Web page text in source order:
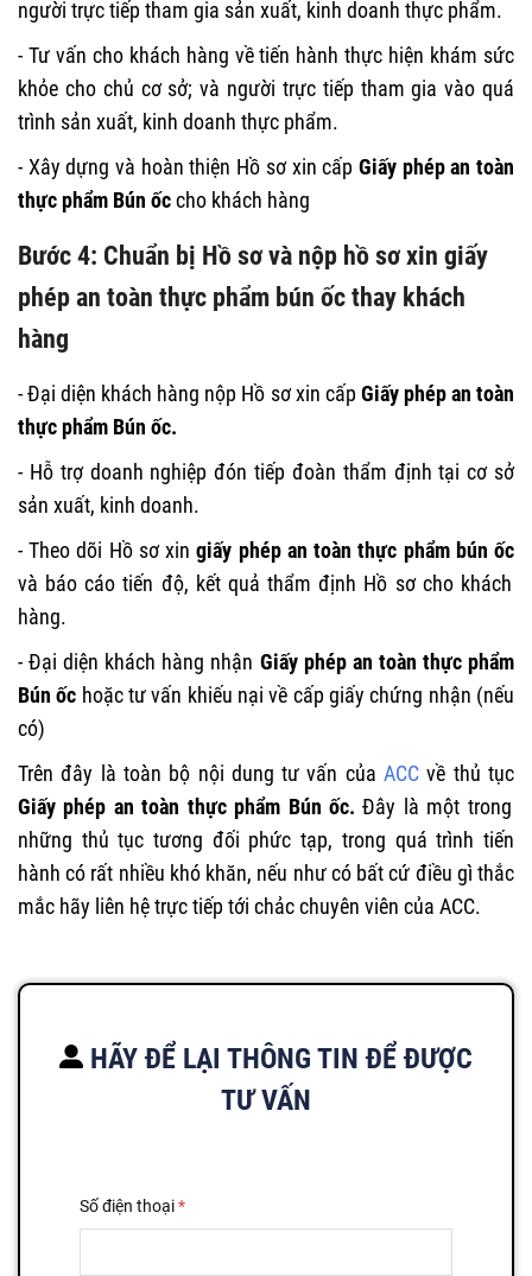
người trực tiếp tham gia sản xuất, kinh doanh thực phẩm.
- Tư vấn cho khách hàng về tiến hành thực hiện khám sức
khỏe cho chủ cơ sở; và người trực tiếp tham gia vào quá
trình sản xuất, kinh doanh thực phẩm.
- Xây dựng và hoàn thiện Hồ sơ xin cấp Giấy phép an toàn
thực phẩm Bún ốccho khách hàng
Bước 4: Chuẩn bị Hồ sơ và nộp hồ sơ xin giấy
phép an toàn thực phẩm bún ốc thay khách
hàng
- Đại diện khách hàng nộp Hồ sơ xin cấp Giấy phép an toàn
thực phẩm Bún ốc.
- Hỗ trợ doanh nghiệp đón tiếp đoàn thẩm định tại cơ sở
sản xuất, kinh doanh.
- Theo dõi Hồ sơ xin giấy phép an toàn thực phẩm bún ốc
và báo cáo tiến độ, kết quả thẩm định Hồ sơ cho khách
hàng.
- Đại diện khách hàng nhận Giấy phép an toàn thực phẩm
Bún ốc hoặc tư vấn khiếu nại về cấp giấy chứng nhận (nếu
có)
Trên đây là toàn bộ nội dung tư vấn của ACC về thủ tục
Giấy phép an toàn thực phẩm Bún ốc. Đây là một trong
những thủ tục tương đối phức tạp, trong quá trình tiến
hành có rất nhiều khó khăn, nếu như có bất cứ điều gì thắc
mắc hãy liên hệ trực tiếp tới chảc chuyên viên của ACC.
HÃY ĐỂ LẠI THÔNG TIN ĐỂ ĐƯỢC
TƯ VẤN